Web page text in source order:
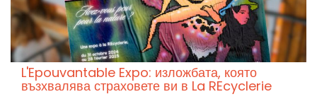
L'Epouvantable Expo: изложбата, която
възхвалява страховете ви в La REcyclerie